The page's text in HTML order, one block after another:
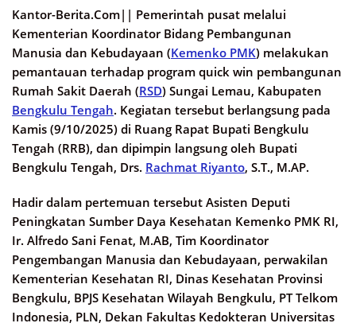
Kantor-Berita.Com|| Pemerintah pusat melalui
Kementerian Koordinator Bidang Pembangunan
Manusia dan Kebudayaan (Kemenko PMK) melakukan
pemantauan terhadap program quick win pembangunan
Rumah Sakit Daerah (RSD) Sungai Lemau, Kabupaten
Bengkulu Tengah. Kegiatan tersebut berlangsung pada
Kamis (9/10/2025) di Ruang Rapat Bupati Bengkulu
Tengah (RRB), dan dipimpin langsung oleh Bupati
Bengkulu Tengah, Drs. Rachmat Riyanto, S.T., M.AP.
Hadir dalam pertemuan tersebut Asisten Deputi
Peningkatan Sumber Daya Kesehatan Kemenko PMK RI,
Ir. Alfredo Sani Fenat, M.AB, Tim Koordinator
Pengembangan Manusia dan Kebudayaan, perwakilan
Kementerian Kesehatan RI, Dinas Kesehatan Provinsi
Bengkulu, BPJS Kesehatan Wilayah Bengkulu, PT Telkom
Indonesia, PLN, Dekan Fakultas Kedokteran Universitas